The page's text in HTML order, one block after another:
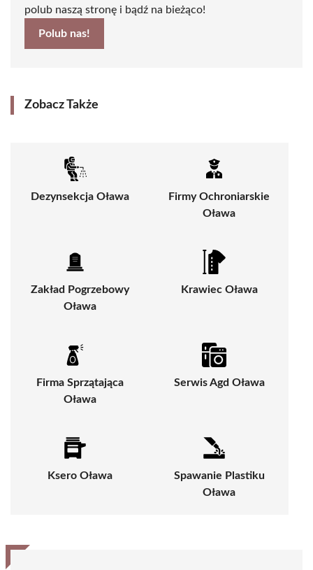
polub naszą stronę i bądź na bieżąco!
Polub nas!
Zobacz Także
Dezynsekcja Oława
Firmy Ochroniarskie
Oława
Zakład Pogrzebowy
Oława
Krawiec Oława
Firma Sprzątająca
Oława
Serwis Agd Oława
Ksero Oława
Spawanie Plastiku
Oława